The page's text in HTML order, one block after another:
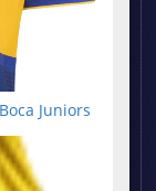
Juniors